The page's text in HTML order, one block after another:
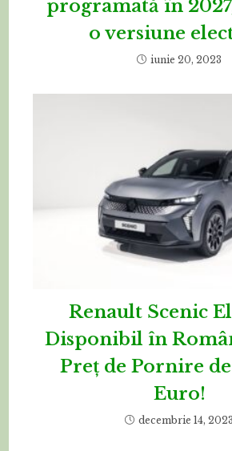
programată în
o versiune
iunie 20, 2023
Renault Scenic
Disponibil în
Preț de Pornire
Euro!
decembrie 14, 2023